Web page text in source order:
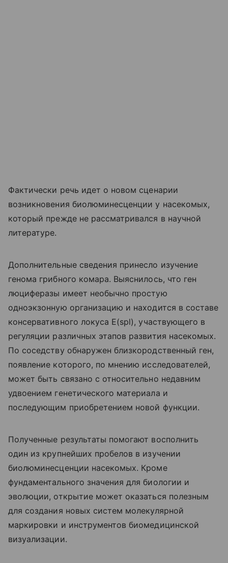
Фактически речь идет о новом сценарии
возникновения биолюминесценции у насекомых,
который прежде не рассматривался в научной
литературе.
Дополнительные сведения принесло изучение
генома грибного комара. Выяснилось, что ген
люциферазы имеет необычно простую
одноэкзонную организацию и находится в составе
консервативного локуса E(spl), участвующего в
регуляции различных этапов развития насекомых.
По соседству обнаружен близкородственный ген,
появление которого, по мнению исследователей,
может быть связано с относительно недавним
удвоением генетического материала и
последующим приобретением новой функции.
Полученные результаты помогают восполнить
один из крупнейших пробелов в изучении
биолюминесценции насекомых. Кроме
фундаментального значения для биологии и
эволюции, открытие может оказаться полезным
для создания новых систем молекулярной
маркировки и инструментов биомедицинской
визуализации.